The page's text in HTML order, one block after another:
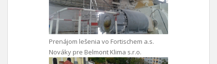
Prenájom lešenia vo Fortischem a.s.
Nováky pre Belmont Klima s.r.o.